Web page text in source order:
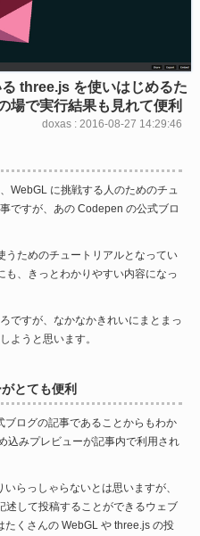
three.js を使いはじめるた
場で実行結果も見れて便利
doxas : 2016-08-27 14:29:46
WebGL に挑戦する人のためのチュ
ですが、あの Codepen の公式ブロ
うためのチュートリアルとなってい
、きっとわかりやすい内容になっ
ですが、なかなかきれいにまとまっ
ようと思います。
とても便利
ログの記事であることからもわか
込みプレビューが記事内で利用され
らっしゃらないとは思いますが、
述して投稿することができるウェブ
くさんの WebGL や three.js の投